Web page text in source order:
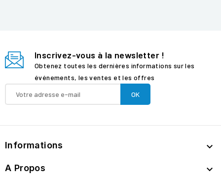
Inscrivez-vous à la newsletter !
Obtenez toutes les dernières informations sur les
événements, les ventes et les offres
Informations 
A Propos 